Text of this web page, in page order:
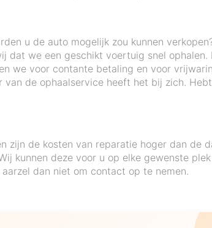
u de auto mogelijk zou kunnen
dat we een geschikt voertuig snel ophalen.
we voor contante betaling en voor
de ophaalservice heeft het bij zich.
zijn de kosten van reparatie hoger dan de
kunnen deze voor u op elke gewenste
dan niet om contact op te nemen.